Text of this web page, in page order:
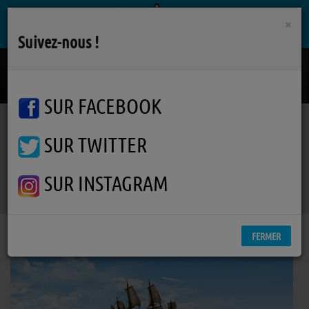
Podcasts Whydah Gally
Whydah Gally
×
Suivez-nous !
SUR FACEBOOK
SUR TWITTER
SUR INSTAGRAM
FERMER